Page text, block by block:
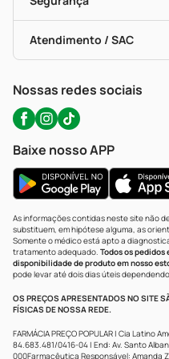
Troca E Devolução
Bulas De A A Z
Políticas De Marketplace
Testes Rápidos
Autoteste Covid-19
Certificado De Segurança
Portal Da Privacidade
Atendimento / SAC
WhatsApp (47) 9202-1687
Nossas redes sociais
Baixe nosso APP
As informações contidas neste site não
substituem, em hipótese alguma, as
Somente o médico está apto a
tratamento adequado. Todos os
disponibilidade de produto em nosso
pode levar até dois dias úteis
OS PREÇOS APRESENTADOS NO SITE
FÍSICAS DE NOSSA REDE.
FARMÁCIA PREÇO POPULAR | Cia Latino
84.683.481/0416-04 | End: Av. Santo
000Farmacêutica Responsável: Amanda